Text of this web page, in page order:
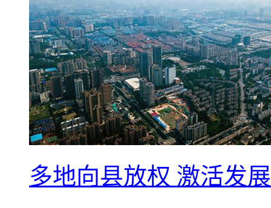
多地向县放权 激活发